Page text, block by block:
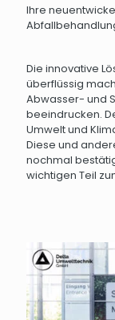
Ihre
Die innovative
überflüssig
Abwasser- und
beeindrucken.
Umwelt und
Diese und
nochmal
wichtigen Teil